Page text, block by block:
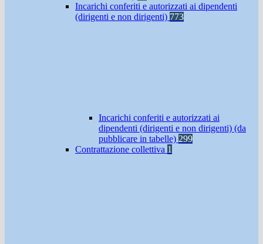
Incarichi conferiti e autorizzati ai dipendenti
(dirigenti e non dirigenti) 773
Incarichi conferiti e autorizzati ai
dipendenti (dirigenti e non dirigenti) (da
pubblicare in tabelle) 299
Contrattazione collettiva 1